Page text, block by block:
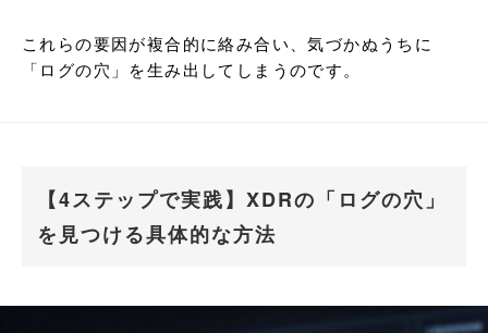
これらの要因が複合的に絡み合い、気づかぬうちに
「ログの穴」を生み出してしまうのです。
【4ステップで実践】XDRの「ログの穴」
を見つける具体的な方法